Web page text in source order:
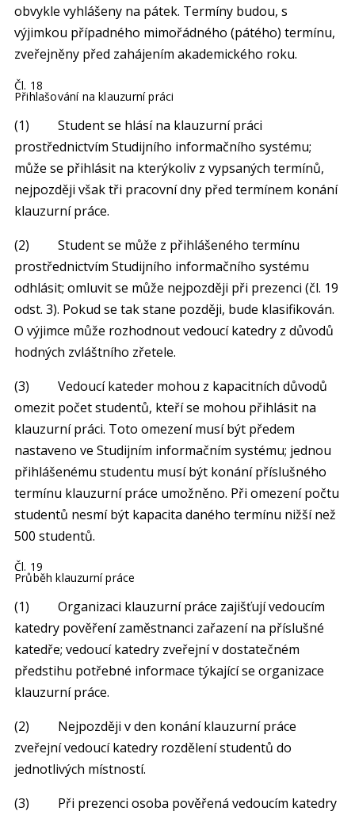
obvykle vyhlášeny na pátek. Termíny budou, s
výjimkou případného mimořádného (pátého) termínu,
zveřejněny před zahájením akademického roku.
Čl. 18
Přihlašování na klauzurní práci
(1) Student se hlásí na klauzurní práci
prostřednictvím Studijního informačního systému;
může se přihlásit na kterýkoliv z vypsaných termínů,
nejpozději však tři pracovní dny před termínem konání
klauzurní práce.
(2) Student se může z přihlášeného termínu
prostřednictvím Studijního informačního systému
odhlásit; omluvit se může nejpozději při prezenci (čl. 19
odst. 3). Pokud se tak stane později, bude klasifikován.
O výjimce může rozhodnout vedoucí katedry z důvodů
hodných zvláštního zřetele.
(3) Vedoucí kateder mohou z kapacitních důvodů
omezit počet studentů, kteří se mohou přihlásit na
klauzurní práci. Toto omezení musí být předem
nastaveno ve Studijním informačním systému; jednou
přihlášenému studentu musí být konání příslušného
termínu klauzurní práce umožněno. Při omezení počtu
studentů nesmí být kapacita daného termínu nižší než
500 studentů.
Čl. 19
Průběh klauzurní práce
(1) Organizaci klauzurní práce zajišťují vedoucím
katedry pověření zaměstnanci zařazení na příslušné
katedře; vedoucí katedry zveřejní v dostatečném
předstihu potřebné informace týkající se organizace
klauzurní práce.
(2) Nejpozději v den konání klauzurní práce
zveřejní vedoucí katedry rozdělení studentů do
jednotlivých místností.
(3) Při prezenci osoba pověřená vedoucím katedry